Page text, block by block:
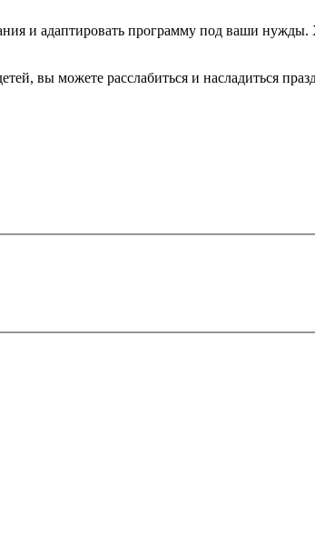
и адаптировать программу под ваши
вы можете расслабиться и насладиться